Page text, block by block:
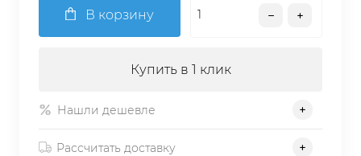
В корзину
Купить в 1 клик
Нашли дешевле
Рассчитать доставку